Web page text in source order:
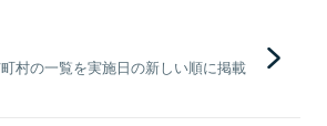
村の一覧を実施日の新しい順に掲載